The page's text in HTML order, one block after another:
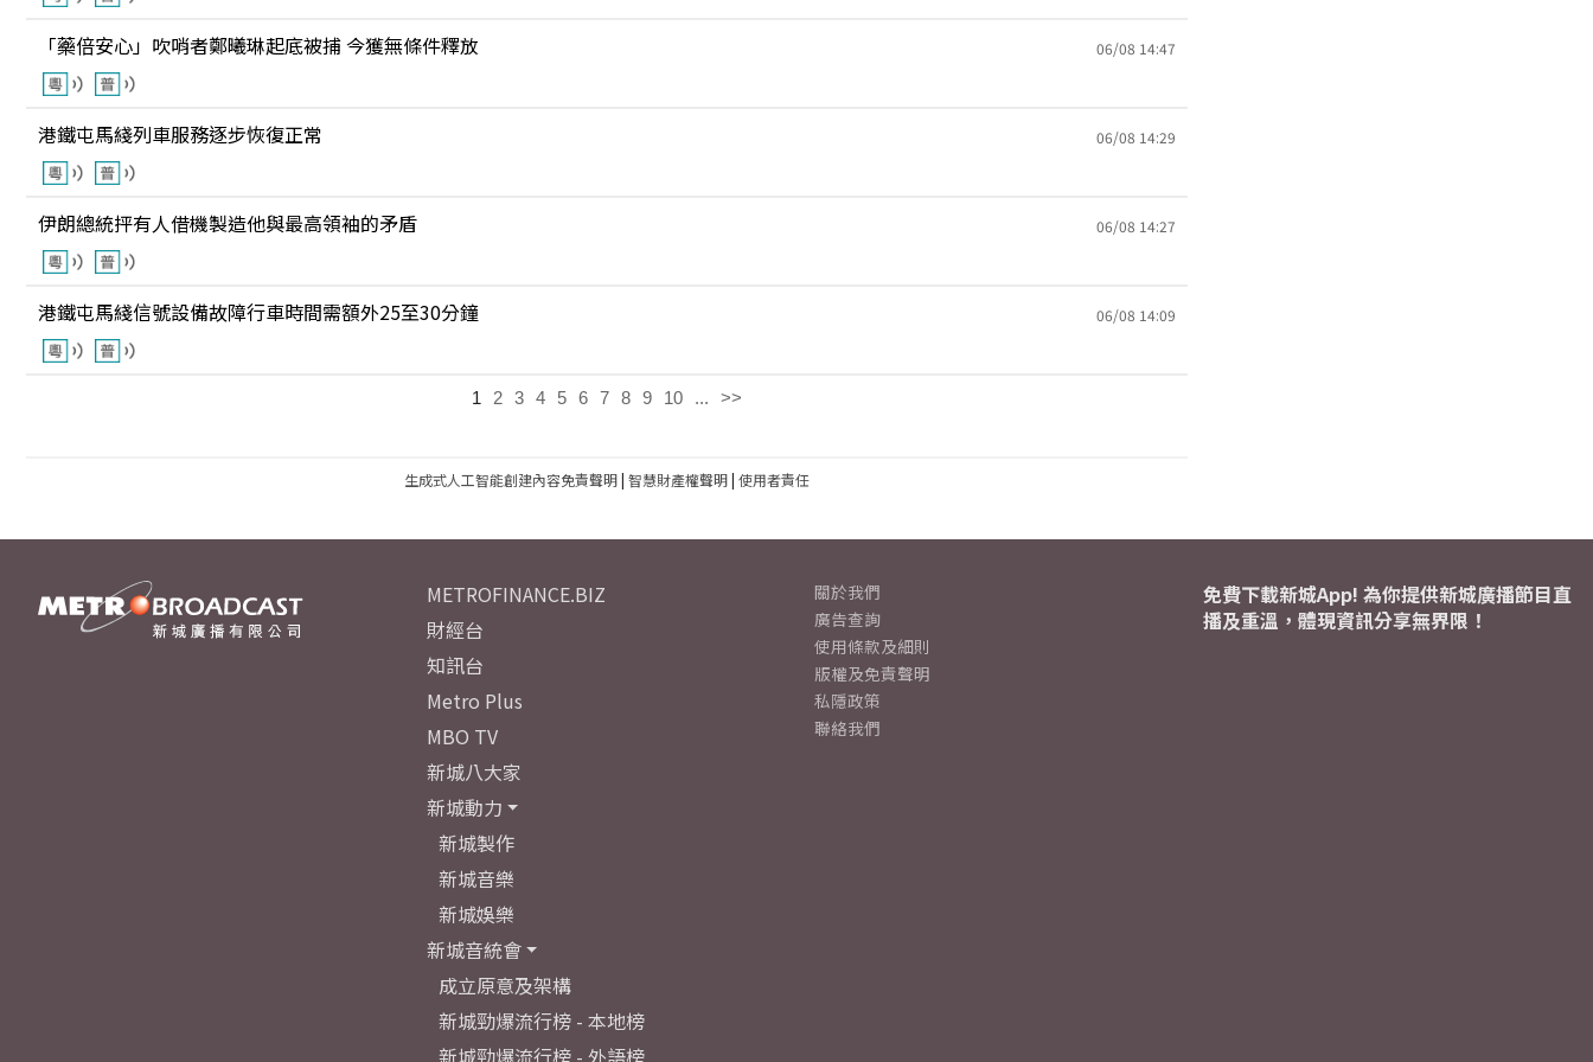
「藥倍安心」吹哨者鄭曦琳起底被捕 今獲無條件釋放 06/08 14:47
港鐵屯馬綫列車服務逐步恢復正常 06/08 14:29
伊朗總統抨有人借機製造他與最高領袖的矛盾 06/08 14:27
港鐵屯馬綫信號設備故障行車時間需額外25至30分鐘 06/08 14:09
1 2 3 4 5 6 7 8 9 10 ... >>
生成式人工智能創建內容免責聲明| 智慧財產權聲明| 使用者責任
METROFINANCE.BIZ
財經台
知訊台
Metro Plus
MBO TV
新城八大家
新城動力
新城製作
新城音樂
新城娛樂
新城音統會
成立原意及架構
新城勁爆流行榜 - 本地榜
新城勁爆流行榜 - 外語榜
關於我們
廣告查詢
使用條款及細則
版權及免責聲明
私隱政策
聯絡我們
免費下載新城App! 為你提供新城廣播節目直
播及重溫，體現資訊分享無界限！